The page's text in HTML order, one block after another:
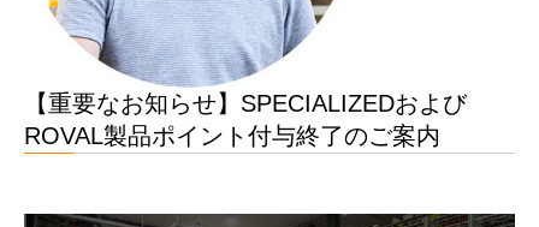
【重要なお知らせ】SPECIALIZEDおよび
ROVAL製品ポイント付与終了のご案内